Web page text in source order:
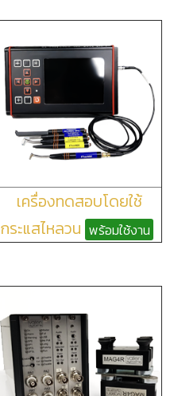
เครื่องทดสอบโดยใช้
กระแสไหลวน พร้อมใช้งาน